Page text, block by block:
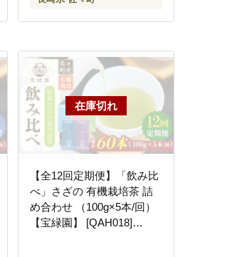
【全12回定期便】「飲み比
べ」さざの 有機栽培茶 詰
め合わせ （100g×5本/回）
【宝緑園】 [QAH018]